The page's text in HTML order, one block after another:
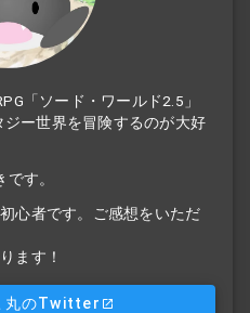
「ソード・ワールド2.5」
ジー世界を冒険するのが大好
す。
心者です。ご感想をいただ
ます！
丸のTwitter